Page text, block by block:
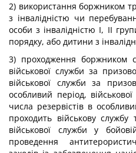
2) використання боржником
з інвалідністю чи
особи з інвалідністю I, II
порядку, або дитини з
3) проходження боржником
військової служби за
військової служби за
особливий період,
числа резервістів в
проходить військову
військової служби у
проведення